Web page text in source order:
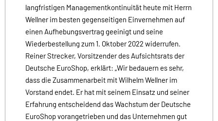
langfristigen Managementkontinuität heute mit Herrn
Wellner im besten gegenseitigen Einvernehmen auf
einen Aufhebungsvertrag geeinigt und seine
Wiederbestellung zum 1. Oktober 2022 widerrufen.
Reiner Strecker, Vorsitzender des Aufsichtsrats der
Deutsche EuroShop, erklärt: „Wir bedauern es sehr,
dass die Zusammenarbeit mit Wilhelm Wellner im
Vorstand endet. Er hat mit seinem Einsatz und seiner
Erfahrung entscheidend das Wachstum der Deutsche
EuroShop vorangetrieben und das Unternehmen gut